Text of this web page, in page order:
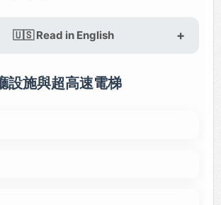
🇺🇸 Read in English
設施與超高速電梯